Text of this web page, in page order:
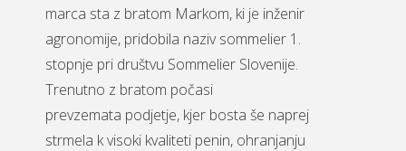
marca sta z bratom Markom, ki je inženir
agronomije, pridobila naziv sommelier 1.
stopnje pri društvu Sommelier Slovenije.
Trenutno z bratom počasi
prevzemata podjetje, kjer bosta še naprej
strmela k visoki kvaliteti penin, ohranjanju